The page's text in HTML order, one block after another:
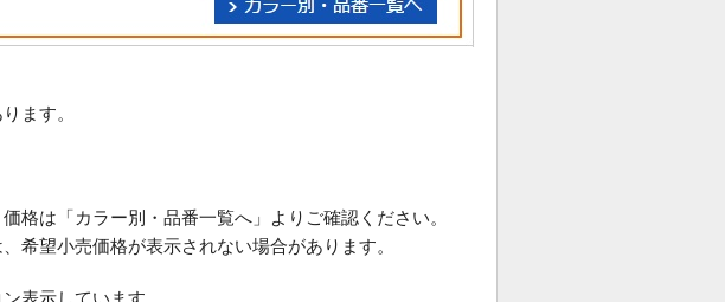
ます。
格は「カラー別・品番一覧へ」よりご確認ください。
希望小売価格が表示されない場合があります。
表示しています。